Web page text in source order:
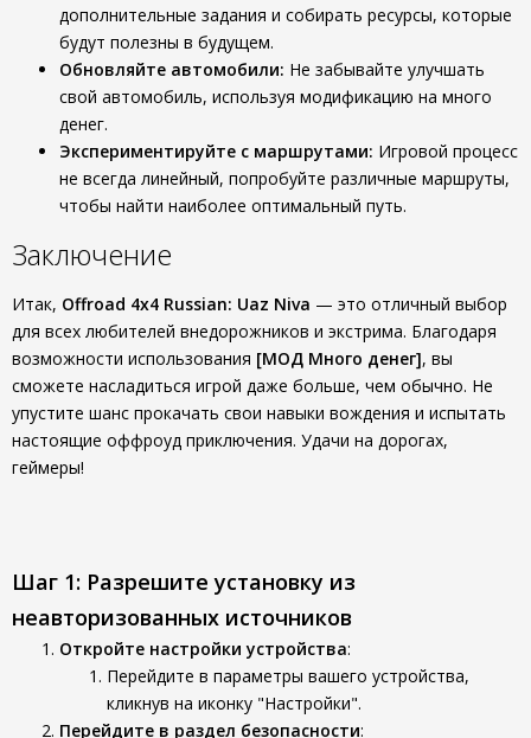
дополнительные задания и собирать ресурсы, которые
будут полезны в будущем.
Обновляйте автомобили: Не забывайте улучшать
свой автомобиль, используя модификацию на много
денег.
Экспериментируйте с маршрутами: Игровой процесс
не всегда линейный, попробуйте различные маршруты,
чтобы найти наиболее оптимальный путь.
Заключение
Итак, Offroad 4x4 Russian: Uaz Niva — это отличный выбор
для всех любителей внедорожников и экстрима. Благодаря
возможности использования [МОД Много денег], вы
сможете насладиться игрой даже больше, чем обычно. Не
упустите шанс прокачать свои навыки вождения и испытать
настоящие оффроуд приключения. Удачи на дорогах,
геймеры!
Шаг 1: Разрешите установку из
неавторизованных источников
Откройте настройки устройства:
Перейдите в параметры вашего устройства,
кликнув на иконку "Настройки".
Перейдите в раздел безопасности: